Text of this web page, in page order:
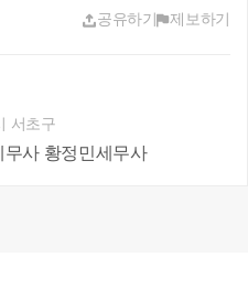
주권 상태로 매
공유하기 제보하기
서초구
사 황정민세무사